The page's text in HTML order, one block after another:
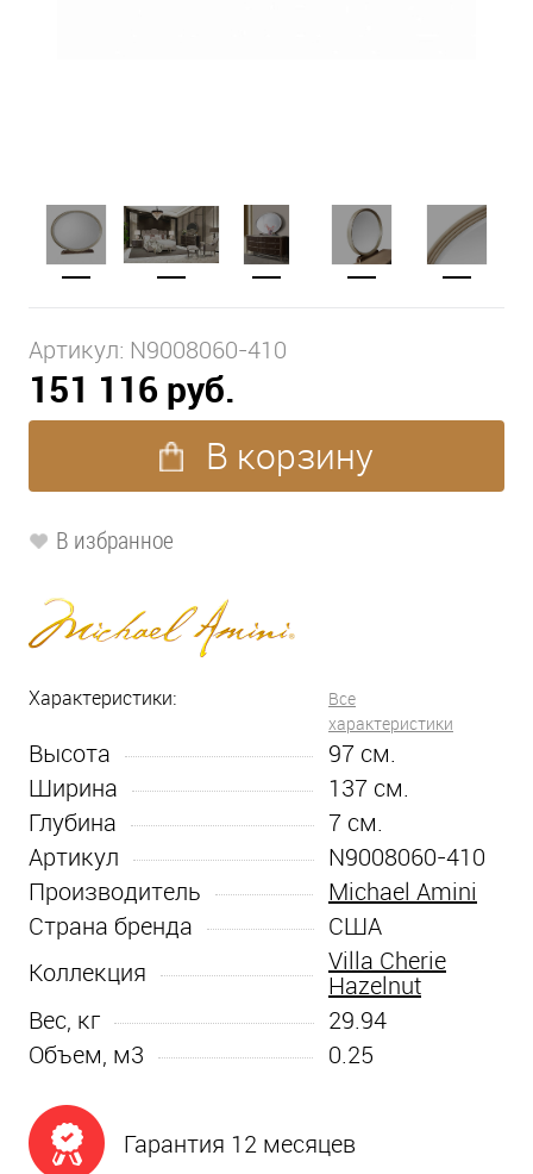
Артикул: N9008060-410
151 116 руб.
В корзину
В избранное
Характеристики:
Все
характеристики
Высота 97 см.
Ширина
137 см.
Глубина
7 см.
Артикул
N9008060-410
Производитель
Michael Amini
Страна бренда
США
Коллекция
Villa Cherie
Hazelnut
Вес, кг
29.94
Объем, м3
0.25
Гарантия 12 месяцев